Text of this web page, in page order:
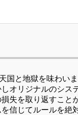
国と地獄を味わい
オリジナルのシス
失を取り返すこと
信じてルールを絶